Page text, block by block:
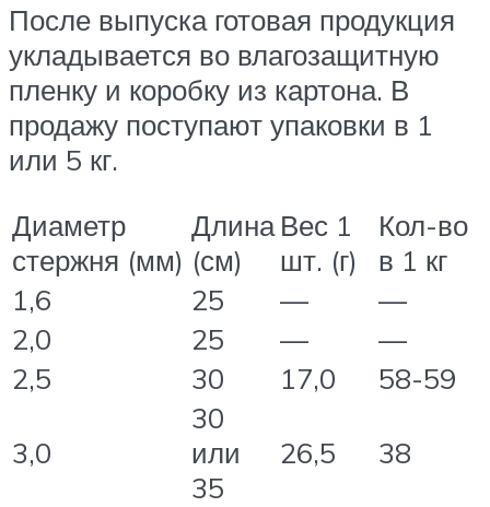
После выпуска готовая продукция
укладывается во влагозащитную
пленку и коробку из картона. В
продажу поступают упаковки в 1
или 5 кг.
Диаметр
стержня (мм)
Длина
(см)
Вес 1
шт. (г)
Кол-во
в 1 кг
1,6
25 —
—
2,0
25 —
—
2,5
30 17,0 58-59
3,0
30
или
35
26,5 38